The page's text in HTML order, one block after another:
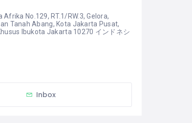
Afrika No.129, RT.1/RW.3, Gelora,
Tanah Abang, Kota Jakarta Pusat,
Ibukota Jakarta 10270 インドネシ
Inbox